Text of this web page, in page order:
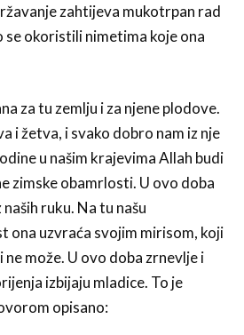
zahtijeva mukotrpan rad
se okoristili nimetima koje ona
za tu zemlju i za njene plodove.
i žetva, i svako dobro nam iz nje
u našim krajevima Allah budi
zimske obamrlosti. U ovo doba
ruku. Na tu našu
ona uzvraća svojim mirisom, koji
može. U ovo doba zrnevlje i
izbijaju mladice. To je
opisano: